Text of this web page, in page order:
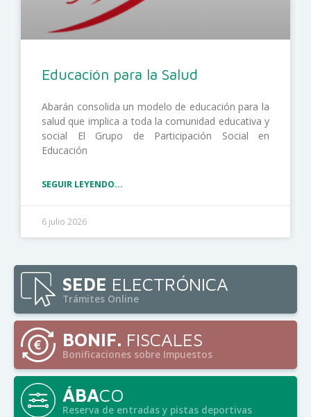
Educación para la Salud
Abarán consolida un modelo de educación para la
salud que implica a toda la comunidad educativa y
social El Grupo de Participación Social en
Educación
SEGUIR LEYENDO...
6 julio 2026
SEDE ELECTRÓNICA
Trámites Online
BONIF. FISCALES
Bonificaciones sobre Impuestos
ÁBACO
Reserva de entradas y pistas deportivas